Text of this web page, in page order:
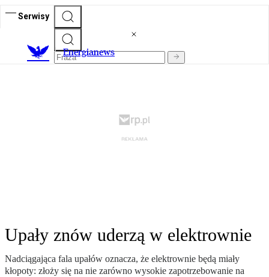
Serwisy
Energianews
Upały znów uderzą w elektrownie
Nadciągająca fala upałów oznacza, że elektrownie będą miały
kłopoty: złoży się na nie zarówno wysokie zapotrzebowanie na